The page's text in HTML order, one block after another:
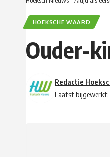
HOEKSCHE WAARD
Ouder-
Laatst bijgewerkt:
Redactie